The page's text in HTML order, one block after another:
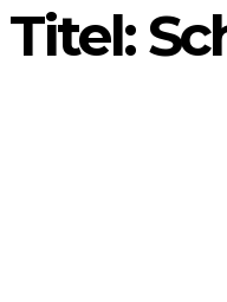
Titel: